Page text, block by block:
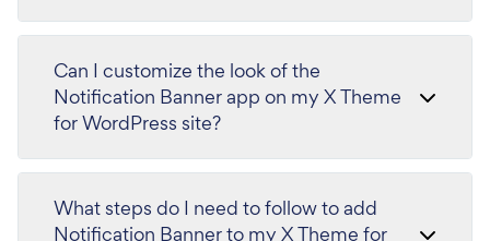
Can I customize the look of the
Notification Banner app on my X Theme
for WordPress site?
What steps do I need to follow to add
Notification Banner to my X Theme for